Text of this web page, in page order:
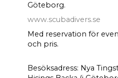
Göteborg.
www.scubadivers.se
Med reservation för
och pris.
Besöksadress: Nya